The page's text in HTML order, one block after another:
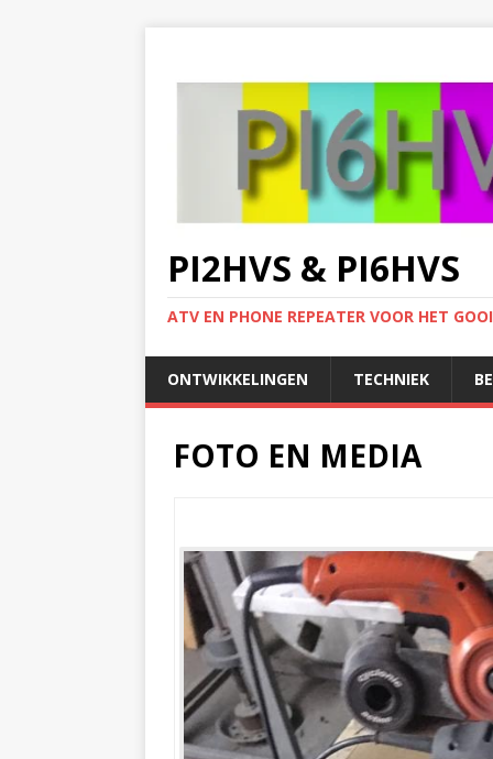
PI2HVS & PI6HVS
ATV EN PHONE REPEATER VOOR HET
ONTWIKKELINGEN TECHNIEK
FOTO EN MEDIA